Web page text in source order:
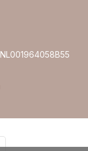
NL001964058B55